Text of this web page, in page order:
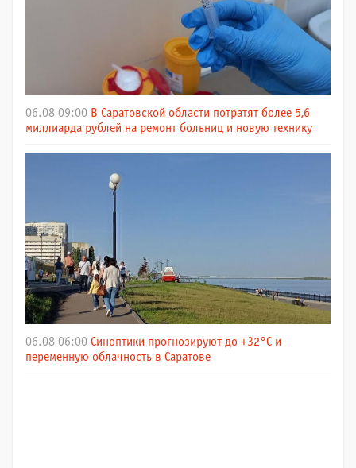
06.08 09:00 В Саратовской области потратят более 5,6
миллиарда рублей на ремонт больниц и новую технику
06.08 06:00 Синоптики прогнозируют до +32°C и
переменную облачность в Саратове